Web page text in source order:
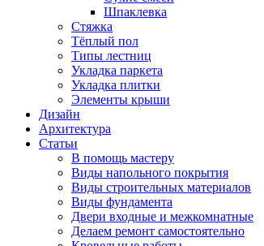
Шпаклевка
Стяжка
Тёплый пол
Типы лестниц
Укладка паркета
Укладка плитки
Элементы крыши
Дизайн
Архитектура
Статьи
В помощь мастеру
Виды напольного покрытия
Виды строительных материалов
Виды фундамента
Двери входные и межкомнатные
Делаем ремонт самостоятельно